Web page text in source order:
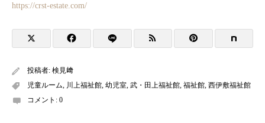
https://crst-estate.com/
投稿者: 検見﨑
児童ルーム, 川上福祉館, 幼児室, 武・田上福祉館, 福祉館, 西伊敷福祉館
コメント: 0